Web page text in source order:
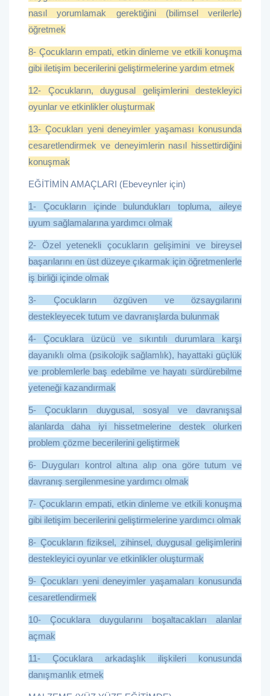
nasıl yorumlamak gerektiğini (bilimsel verilerle)
öğretmek
8- Çocukların empati, etkin dinleme ve etkili konuşma
gibi iletişim becerilerini geliştirmelerine yardım etmek
12- Çocukların, duygusal gelişimlerini destekleyici
oyunlar ve etkinlikler oluşturmak
13- Çocukları yeni deneyimler yaşaması konusunda
cesaretlendirmek ve deneyimlerin nasıl hissettirdiğini
konuşmak
EĞİTİMİN AMAÇLARI (Ebeveynler için)
1- Çocukların içinde bulundukları topluma, aileye
uyum sağlamalarına yardımcı olmak
2- Özel yetenekli çocukların gelişimini ve bireysel
başarılarını en üst düzeye çıkarmak için öğretmenlerle
iş birliği içinde olmak
3- Çocukların özgüven ve özsaygılarını
destekleyecek tutum ve davranışlarda bulunmak
4- Çocuklara üzücü ve sıkıntılı durumlara karşı
dayanıklı olma (psikolojik sağlamlık), hayattaki güçlük
ve problemlerle baş edebilme ve hayatı sürdürebilme
yeteneği kazandırmak
5- Çocukların duygusal, sosyal ve davranışsal
alanlarda daha iyi hissetmelerine destek olurken
problem çözme becerilerini geliştirmek
6- Duyguları kontrol altına alıp ona göre tutum ve
davranış sergilenmesine yardımcı olmak
7- Çocukların empati, etkin dinleme ve etkili konuşma
gibi iletişim becerilerini geliştirmelerine yardımcı olmak
8- Çocukların fiziksel, zihinsel, duygusal gelişimlerini
destekleyici oyunlar ve etkinlikler oluşturmak
9- Çocukları yeni deneyimler yaşamaları konusunda
cesaretlendirmek
10- Çocuklara duygularını boşaltacakları alanlar
açmak
11- Çocuklara arkadaşlık ilişkileri konusunda
danışmanlık etmek